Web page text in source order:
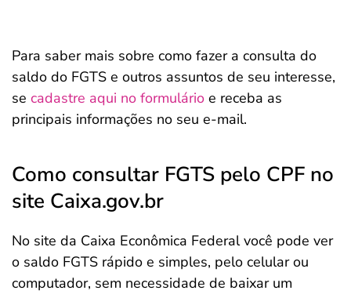
Para saber mais sobre como fazer a consulta do
saldo do FGTS e outros assuntos de seu interesse,
se cadastre aqui no formulário e receba as
principais informações no seu e-mail.
Como consultar FGTS pelo CPF no
site Caixa.gov.br
No site da Caixa Econômica Federal você pode ver
o saldo FGTS rápido e simples, pelo celular ou
computador, sem necessidade de baixar um